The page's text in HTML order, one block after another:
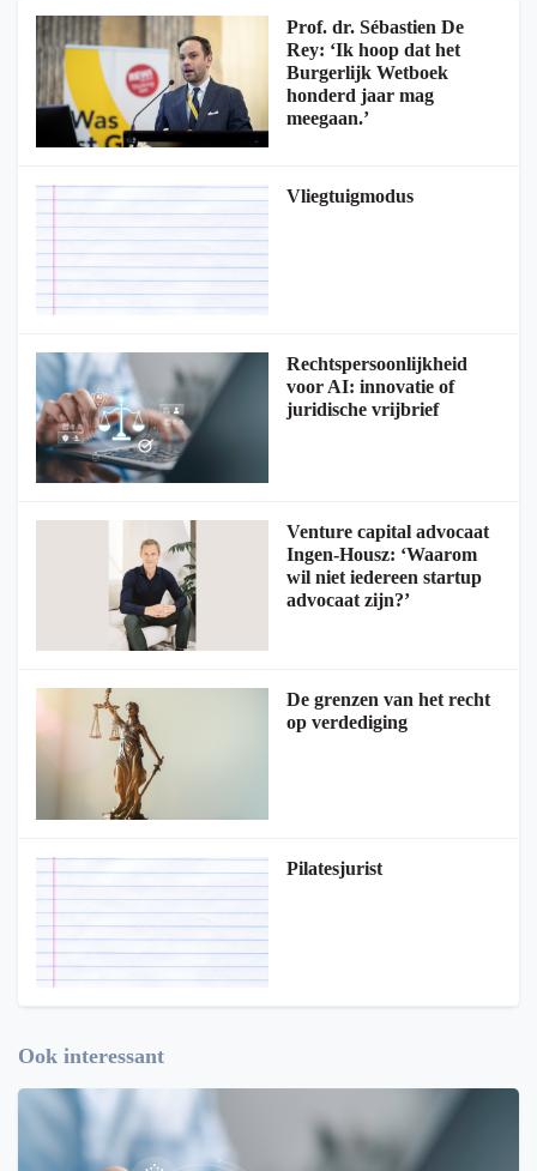
Prof. dr. Sébastien De
Rey: ‘Ik hoop dat het
Burgerlijk Wetboek
honderd jaar mag
meegaan.’
Vliegtuigmodus
Rechtspersoonlijkheid
voor AI: innovatie of
juridische vrijbrief
Venture capital advocaat
Ingen-Housz: ‘Waarom
wil niet iedereen startup
advocaat zijn?’
De grenzen van het recht
op verdediging
Pilatesjurist
Ook interessant